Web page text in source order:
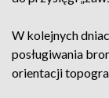
W kolejnych
posługiwania
orientacji